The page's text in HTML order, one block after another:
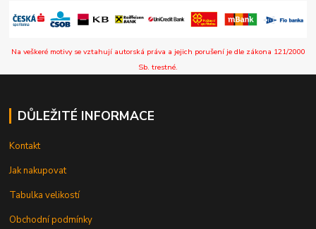
Na veškeré motivy se vztahují autorská práva a jejich porušení je dle zákona 121/2000
Sb. trestné.
DŮLEŽITÉ INFORMACE
Kontakt
Jak nakupovat
Tabulka velikostí
Obchodní podmínky